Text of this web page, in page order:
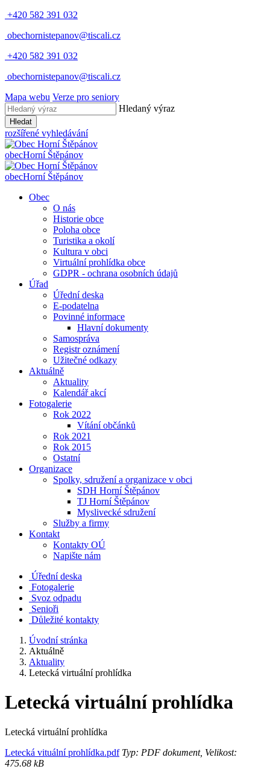
+420 582 391 032
obechornistepanov@tiscali.cz
+420 582 391 032
obechornistepanov@tiscali.cz
Mapa webu Verze pro seniory
Hledaný výraz
Hledat
rozšířené vyhledávání
obecHorní Štěpánov
obecHorní Štěpánov
Obec
O nás
Historie obce
Poloha obce
Turistika a okolí
Kultura v obci
Virtuální prohlídka obce
GDPR - ochrana osobních údajů
Úřad
Úřední deska
E-podatelna
Povinné informace
Hlavní dokumenty
Samospráva
Registr oznámení
Užitečné odkazy
Aktuálně
Aktuality
Kalendář akcí
Fotogalerie
Rok 2022
Vítání občánků
Rok 2021
Rok 2015
Ostatní
Organizace
Spolky, sdružení a organizace v obci
SDH Horní Štěpánov
TJ Horní Štěpánov
Myslivecké sdružení
Služby a firmy
Kontakt
Kontakty OÚ
Napište nám
Úřední deska
Fotogalerie
Svoz odpadu
Senioři
Důležité kontakty
Úvodní stránka
Aktuálně
Aktuality
Letecká virtuální prohlídka
Letecká virtuální prohlídka
Letecká virtuální prohlídka
Letecká vituální prohlídka.pdfTyp: PDF dokument, Velikost:
475.68 kB